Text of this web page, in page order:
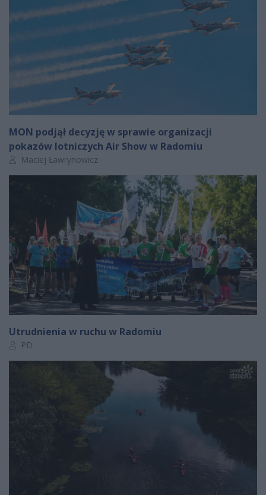
MON podjął decyzję w sprawie organizacji
pokazów lotniczych Air Show w Radomiu
Autor artykułu:
Maciej Ławrynowicz
Utrudnienia w ruchu w Radomiu
Autor artykułu:
PD